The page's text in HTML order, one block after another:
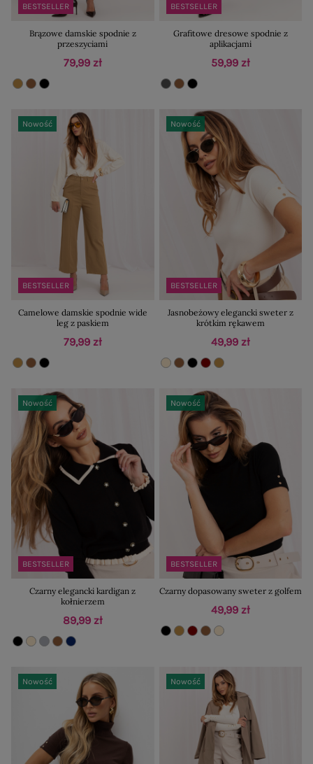
BESTSELLER
Brązowe damskie spodnie z
przeszyciami
79,99 zł
BESTSELLER
Grafitowe dresowe spodnie z
aplikacjami
59,99 zł
BESTSELLER
Nowość
Camelowe damskie spodnie wide
leg z paskiem
79,99 zł
BESTSELLER
Nowość
Jasnobeżowy elegancki sweter z
krótkim rękawem
49,99 zł
BESTSELLER
Nowość
Czarny elegancki kardigan z
kołnierzem
89,99 zł
BESTSELLER
Nowość
Czarny dopasowany sweter z golfem
49,99 zł
Nowość Nowość